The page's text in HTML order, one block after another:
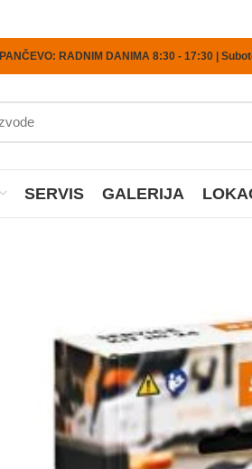
PANČEVO: RADNIM DANIMA 8:30 - 17:30 |
SERVIS GALERIJA